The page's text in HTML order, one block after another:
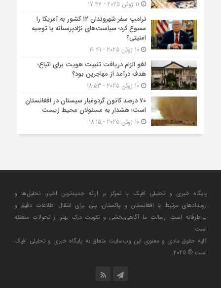
ترامپ سفر شهروندان ۱۲ کشور به آمریکا را
ممنوع کرد؛ سیاست‌های نژادپرستانه یا توجیه
امنیتی؟
10 ژوئن 2025 - 19:41
لغو الزام دریافت تثبیت هویت برای اتباع؛
هدف درآمد از مهاجرین بود؟
10 ژوئن 2025 - 18:53
۷۰ درصد کانون گردوغبار سیستان در افغانستان
است؛ هشدار به مسئولان محیط زیست
10 ژوئن 2025 - 18:15
پایگاه خبری و تحلیلی افپک با تمرکز بر ارائه جدیدترین اخبار، تحلیل‌ها و
رویدادهای مرتبط با افغانستان و پاکستان، پلی برای انتقال اطلاعات دقیق و
بی‌طرفانه است. رسالت ما آگاهی‌بخشی و تقویت درک بهتر از تحولات منطقه
است.
کلیه حقوق مادی و معنوی این وب‌سایت متعلق به پایگاه خبری و تحلیلی افپک
است © 2025.